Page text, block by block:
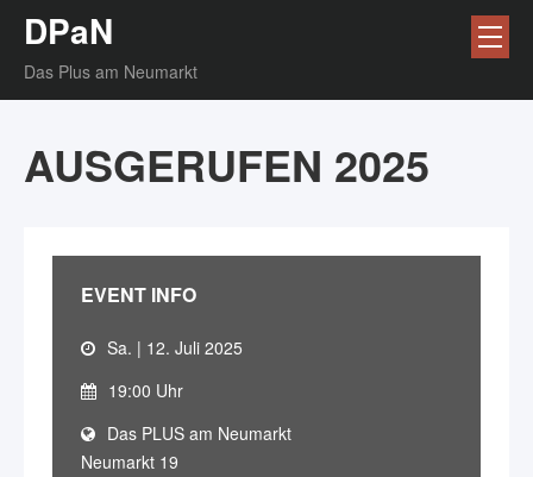
DPaN
Das Plus am Neumarkt
AUSGERUFEN 2025
EVENT INFO
Sa. | 12. Juli 2025
19:00 Uhr
Das PLUS am Neumarkt
Neumarkt 19